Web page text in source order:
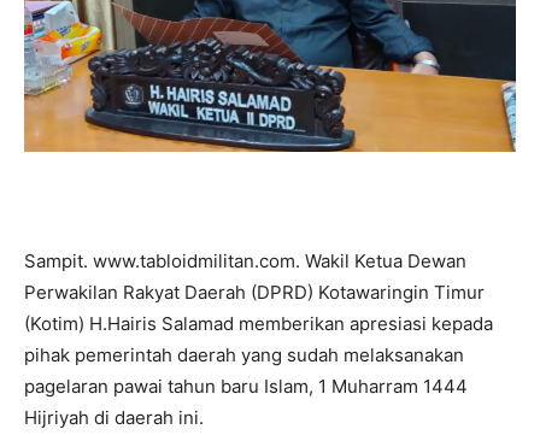
Sampit. www.tabloidmilitan.com. Wakil Ketua Dewan
Perwakilan Rakyat Daerah (DPRD) Kotawaringin Timur
(Kotim) H.Hairis Salamad memberikan apresiasi kepada
pihak pemerintah daerah yang sudah melaksanakan
pagelaran pawai tahun baru Islam, 1 Muharram 1444
Hijriyah di daerah ini.